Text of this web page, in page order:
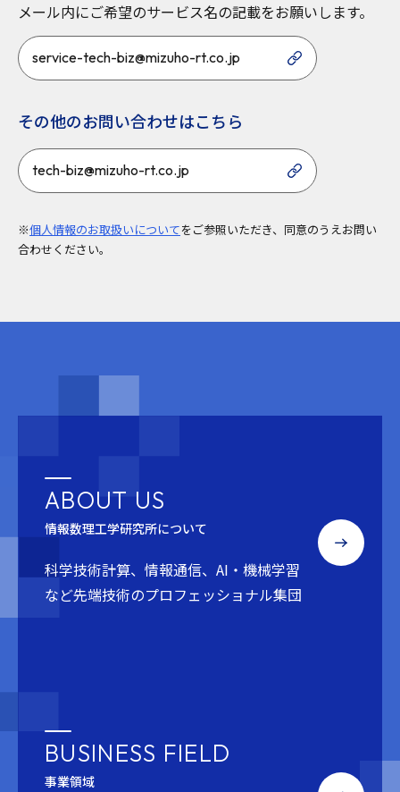
メール内にご希望のサービス名の記載をお願いします。
service-tech-biz@mizuho-rt.co.jp
その他のお問い合わせはこちら
tech-biz@mizuho-rt.co.jp
※個人情報のお取扱いについてをご参照いただき、同意のうえお問い
合わせください。
ABOUT US
情報数理工学研究所について
科学技術計算、情報通信、AI・機械学習
など先端技術のプロフェッショナル集団
BUSINESS FIELD
事業領域